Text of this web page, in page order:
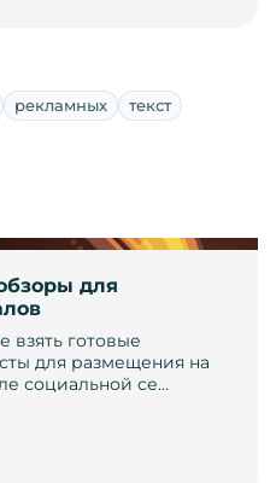
рекламных текст
для
взять готовые
для размещения на
социальной се…